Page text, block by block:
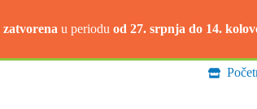
zatvorena u periodu od 27. srpnja do 14.